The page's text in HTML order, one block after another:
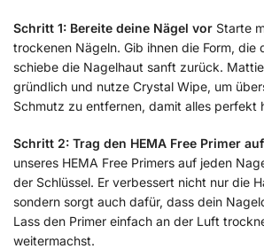
Schritt 1: Bereite deine Nägel vor Starte
trockenen Nägeln. Gib ihnen die Form, die
schiebe die Nagelhaut sanft zurück.
gründlich und nutze Crystal Wipe, um
Schmutz zu entfernen, damit alles perfekt
Schritt 2: Trag den HEMA Free Primer auf
unseres HEMA Free Primers auf jeden
der Schlüssel. Er verbessert nicht nur die
sondern sorgt auch dafür, dass dein
Lass den Primer einfach an der Luft
weitermachst.